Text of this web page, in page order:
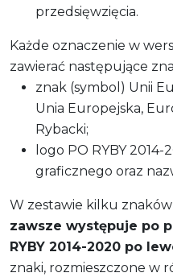
przedsięwzięcia.
Każde oznaczenie w
zawierać następujące
znak (symbol) Unii
Unia Europejska,
Rybacki;
logo PO RYBY
graficznego oraz
W zestawie kilku znaków
zawsze występuje po
RYBY 2014-2020 po
znaki, rozmieszczone w